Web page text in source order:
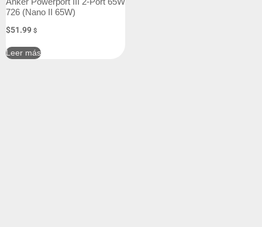
726 (Nano II 65W)
$51.99 $
Leer más